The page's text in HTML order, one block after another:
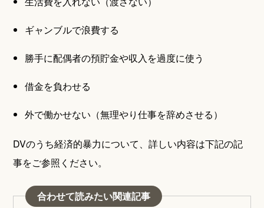
ギャンブルで浪費する
勝手に配偶者の預貯金や収入を過度に使う
借金を負わせる
外で働かせない（無理やり仕事を辞めさせる）
DVのうち経済的暴力について、詳しい内容は下記の記
事をご参照ください。
合わせて読みたい関連記事